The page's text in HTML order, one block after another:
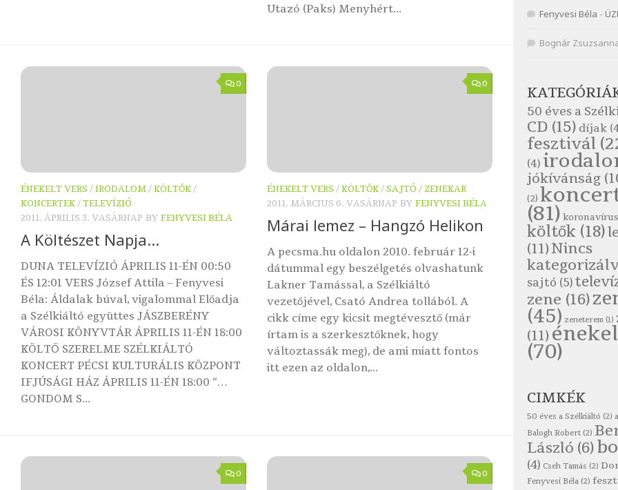
Utazó (Paks) Menyhért...
0
ÉNEKELT VERS /IRODALOM/KÖLTŐK/
KONCERTEK/TELEVÍZIÓ
2011. ÁPRILIS 3. VASÁRNAP BY FENYVESI BÉLA
A Költészet Napja…
DUNA TELEVÍZIÓ ÁPRILIS 11-ÉN 00:50
ÉS 12:01 VERS József Attila – Fenyvesi
Béla: Áldalak búval, vigalommal Előadja
a Szélkiáltó együttes JÁSZBERÉNY
VÁROSI KÖNYVTÁR ÁPRILIS 11-ÉN 18:00
KÖLTŐ SZERELME SZÉLKIÁLTÓ
KONCERT PÉCSI KULTURÁLIS KÖZPONT
IFJÚSÁGI HÁZ ÁPRILIS 11-ÉN 18:00 “…
GONDOM S...
0
ÉNEKELT VERS /KÖLTŐK/SAJTÓ / ZENEKAR
2011. MÁRCIUS 6. VASÁRNAP BY FENYVESI BÉLA
Márai lemez – Hangzó Helikon
A pecsma.hu oldalon 2010. február 12-i
dátummal egy beszélgetés olvashatunk
Lakner Tamással, a Szélkiáltó
vezetőjével, Csató Andrea tollából. A
cikk címe egy kicsit megtévesztő (már
írtam is a szerkesztőknek, hogy
változtassák meg), de ami miatt fontos
itt ezen az oldalon,...
0 0
Fenyvesi Béla -
Bognár
50 éves a
CD (15) díjak
fesztivál
(4)
jókívánság
(2)
(81) koronavírus
költők (18)
(11)Nincs
sajtó (5)
zene (16)
(45) zeneterem (1)
(11)
(70)
CIMKÉK
50 éves a Szélkiáltó (2)
Balogh Robert (2)
László (6)
(4) Cseh Tamás (2)
Fenyvesi Béla (2)